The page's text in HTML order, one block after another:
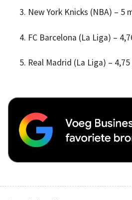
New York Knicks (NBA) – 5
FC Barcelona (La Liga) –
Real Madrid (La Liga) –